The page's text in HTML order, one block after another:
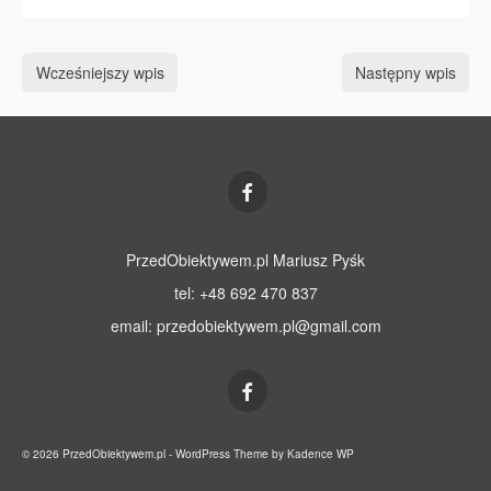
Wcześniejszy wpis Następny wpis
PrzedObiektywem.pl Mariusz Pyśk
tel: +48 692 470 837
email: przedobiektywem.pl@gmail.com
© 2026 PrzedObiektywem.pl - WordPress Theme by Kadence WP